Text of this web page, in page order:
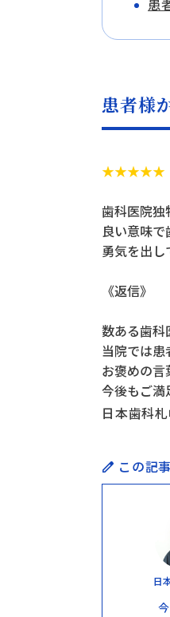
患
患者様
★★★★★
歯科医院独
良い意味
勇気を出し
《返信》
数ある歯科
当院では
お褒めの
今後もご満
日本歯科
この記
日